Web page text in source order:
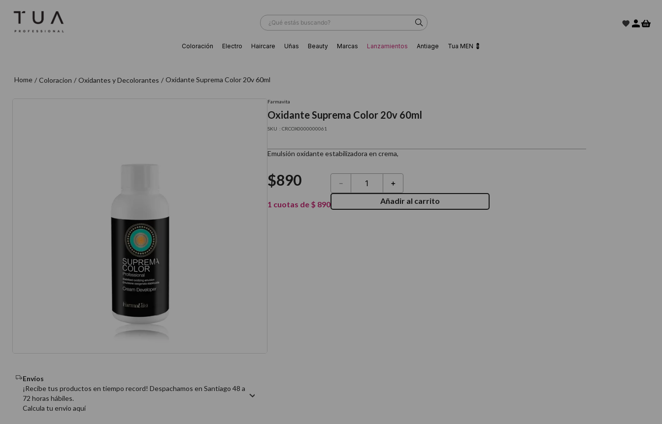
¿Qué estás buscando?
Coloración Electro Haircare Uñas Beauty Marcas Lanzamientos Antiage Tua MEN 💈
Coloracion Oxidantes y Decolorantes Oxidante Suprema Color 20v 60ml
Envíos
¡Recibe tus productos en tiempo record! Despachamos en Santiago 48 a
72 horas hábiles.
Calcula tu envio aquí
Farmavita
Oxidante Suprema Color 20v 60ml
: CRCOX0000000061
Emulsión oxidante estabilizadora en crema,
$890
1 cuotas de $ 890
＋
－
Añadir al carrito